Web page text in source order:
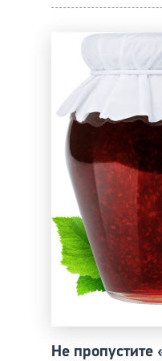
Не пропустите